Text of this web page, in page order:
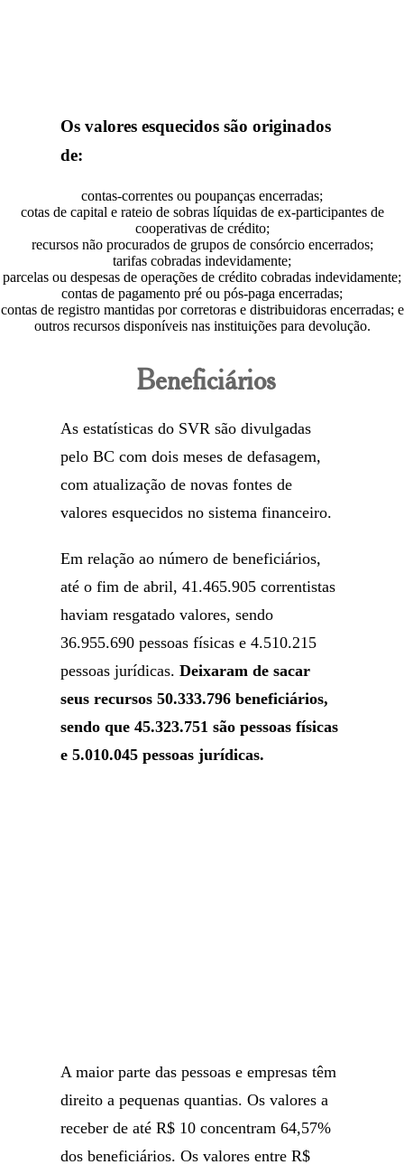
Os valores esquecidos são originados
de:
contas-correntes ou poupanças encerradas;
cotas de capital e rateio de sobras líquidas de ex-participantes de
cooperativas de crédito;
recursos não procurados de grupos de consórcio encerrados;
tarifas cobradas indevidamente;
parcelas ou despesas de operações de crédito cobradas indevidamente;
contas de pagamento pré ou pós-paga encerradas;
contas de registro mantidas por corretoras e distribuidoras encerradas; e
outros recursos disponíveis nas instituições para devolução.
Beneficiários
As estatísticas do SVR são divulgadas
pelo BC com dois meses de defasagem,
com atualização de novas fontes de
valores esquecidos no sistema financeiro.
Em relação ao número de beneficiários,
até o fim de abril, 41.465.905 correntistas
haviam resgatado valores, sendo
36.955.690 pessoas físicas e 4.510.215
pessoas jurídicas.Deixaram de sacar
seus recursos 50.333.796 beneficiários,
sendo que 45.323.751 são pessoas físicas
e 5.010.045 pessoas jurídicas.
A maior parte das pessoas e empresas têm
direito a pequenas quantias. Os valores a
receber de até R$ 10 concentram 64,57%
dos beneficiários. Os valores entre R$